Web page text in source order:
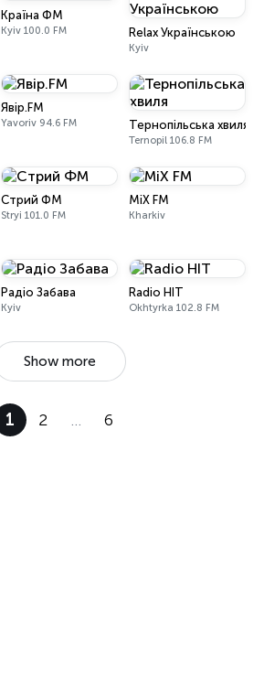
Країна ФМ
Kyiv 100.0 FM Relax Українською
Kyiv
Явір.FM
Yavoriv 94.6 FM Тернопільська хвиля
Ternopil 106.8 FM
Стрий ФМ
Stryi 101.0 FM
MiX FM
Kharkiv
Радіо Забава
Kyiv
Radio HIT
Okhtyrka 102.8 FM
Show more
1 2 … 6